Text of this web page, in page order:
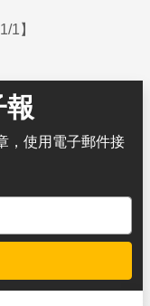
1】
，使用電子郵件接